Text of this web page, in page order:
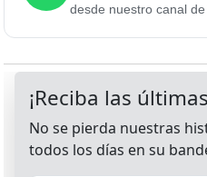
desde nuestro canal de